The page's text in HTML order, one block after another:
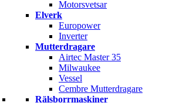
Motorsvetsar
Elverk
Europower
Inverter
Mutterdragare
Airtec Master 35
Milwaukee
Vessel
Cembre Mutterdragare
Rälsborrmaskiner